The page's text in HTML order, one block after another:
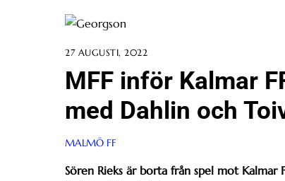
27 AUGUSTI, 2022
MFF inför Kalmar
med Dahlin och
MALMÖ FF
Sören Rieks är borta från spel mot